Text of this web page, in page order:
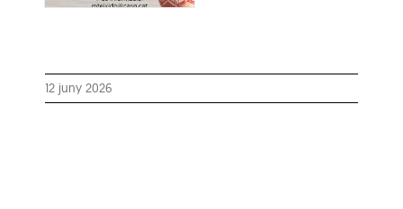
12 juny 2026